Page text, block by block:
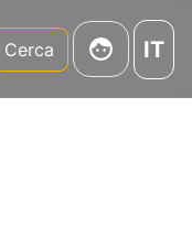
Cerca IT